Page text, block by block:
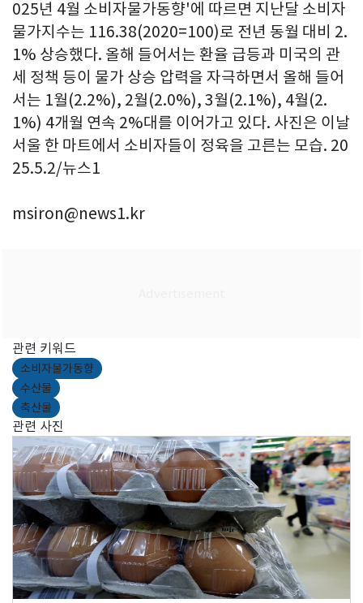
025년 4월 소비자물가동향'에 따르면 지난달 소비자
물가지수는 116.38(2020=100)로 전년 동월 대비 2.
1% 상승했다. 올해 들어서는 환율 급등과 미국의 관
세 정책 등이 물가 상승 압력을 자극하면서 올해 들어
서는 1월(2.2%), 2월(2.0%), 3월(2.1%), 4월(2.
1%) 4개월 연속 2%대를 이어가고 있다. 사진은 이날
서울 한 마트에서 소비자들이 정육을 고른는 모습. 20
25.5.2/뉴스1
msiron@news1.kr
관련 키워드
소비자물가동향
수산물
축산물
관련 사진